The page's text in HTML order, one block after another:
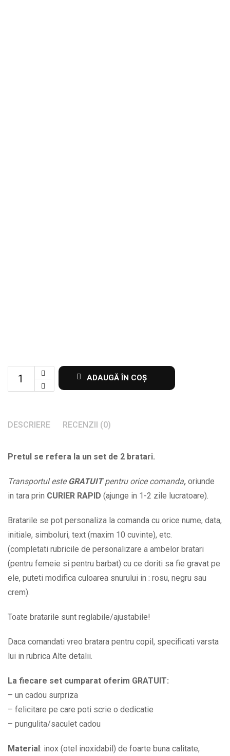
Set
cadou
indragostiti
initiale
data
la
alegere
BPC625
quantity
ADAUGĂ ÎN COȘ
DESCRIERE RECENZII (0)
Pretul se refera la un set de 2 bratari.
Transportul esteGRATUITpentru orice comanda, oriunde
in tara prin CURIER RAPID (ajunge in 1-2 zile lucratoare).
Bratarile se pot personaliza la comanda cu orice nume, data,
initiale, simboluri, text (maxim 10 cuvinte), etc.
(completati rubricile de personalizare a ambelor bratari
(pentru femeie si pentru barbat) cu ce doriti sa fie gravat pe
ele, puteti modifica culoarea snurului in : rosu, negru sau
crem).
Toate bratarile sunt reglabile/ajustabile!
Daca comandati vreo bratara pentru copil, specificati varsta
lui in rubrica Alte detalii.
La fiecare set cumparat oferim GRATUIT:
– un cadou surpriza
– felicitare pe care poti scrie o dedicatie
– pungulita/saculet cadou
Material : inox (otel inoxidabil) de foarte buna calitate,